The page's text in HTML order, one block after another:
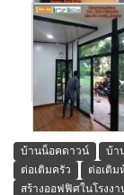
บ้านน็อคดาวน์ บ้า
ต่อเติมครัว
ต่อเติม
สร้างออฟฟิศในโรงงา